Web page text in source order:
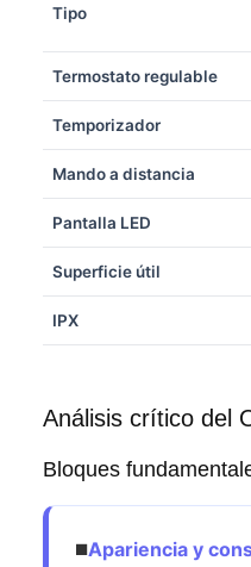
Tipo
Termostato regulable
Temporizador
Mando a distancia
Pantalla LED
Superficie útil
IPX
Análisis crítico del
Bloques
◾Apariencia y